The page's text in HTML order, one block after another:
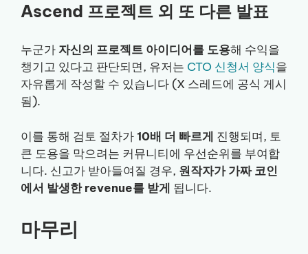
Ascend 프로젝트 외 또 다른 발표
누군가 자신의 프로젝트 아이디어를 도용해 수익을
챙기고 있다고 판단되면, 유저는 CTO 신청서 양식을
자유롭게 작성할 수 있습니다 (X 스레드에 공식 게시
됨).
이를 통해 검토 절차가10배 더 빠르게 진행되며, 토
큰 도용을 막으려는 커뮤니티에 우선순위를 부여합
니다. 신고가 받아들여질 경우, 원작자가 가짜 코인
에서 발생한 revenue를 받게 됩니다.
마무리